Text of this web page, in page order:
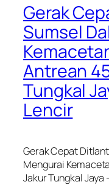
Gerak
Sumsel
Antrean
Tungkal
Lencir
Gerak Cepat
Mengurai
Jakur Tungkal Jaya